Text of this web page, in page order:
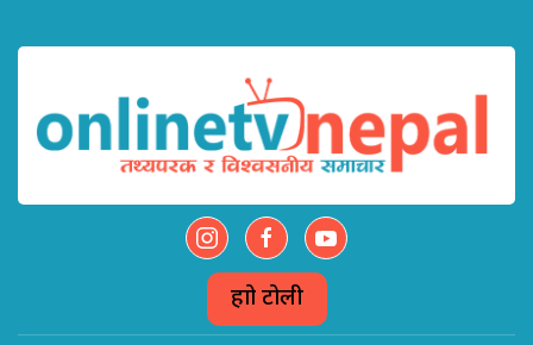
हाम्रो टोली